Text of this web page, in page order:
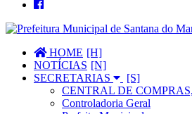
HOME
NOTÍCIAS
SECRETARIAS
CENTRAL DE
Controladoria Geral